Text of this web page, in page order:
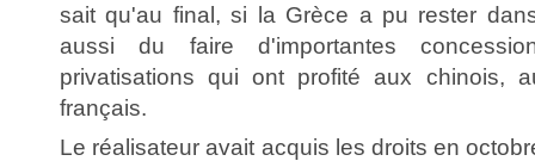
sait qu'au final, si la Grèce a pu rester
aussi du faire d'importantes
privatisations qui ont profité aux chinois,
français.
Le réalisateur avait acquis les droits en